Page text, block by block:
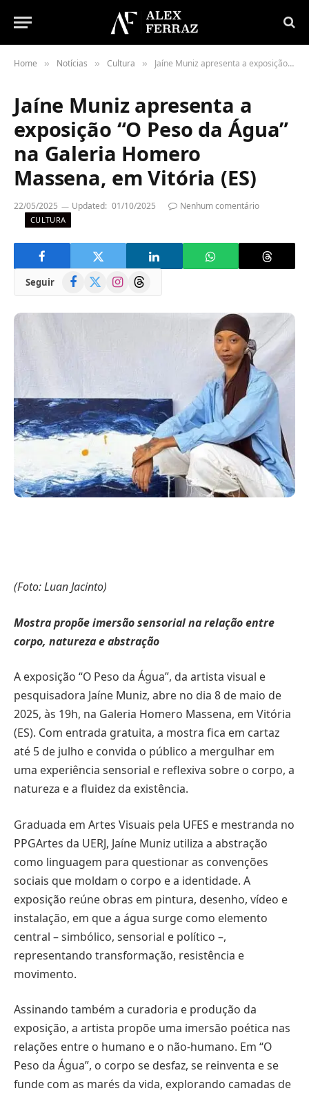
Home » Notícias » Cultura » Jaíne Muniz apresenta a exposição “O Peso da Água” na Galeria Homero Massena, em Vitória (ES)
Jaíne Muniz apresenta a
exposição “O Peso da Água”
na Galeria Homero
Massena, em Vitória (ES)
22/05/2025 Updated: 01/10/2025 Nenhum comentário
CULTURA
Seguir Facebook
(Twitter)
InstagramThreads
(Foto: Luan Jacinto)
Mostra propõe imersão sensorial na relação entre
corpo, natureza e abstração
A exposição “O Peso da Água”, da artista visual e
pesquisadora Jaíne Muniz, abre no dia 8 de maio de
2025, às 19h, na Galeria Homero Massena, em Vitória
(ES). Com entrada gratuita, a mostra fica em cartaz
até 5 de julho e convida o público a mergulhar em
uma experiência sensorial e reflexiva sobre o corpo, a
natureza e a fluidez da existência.
Graduada em Artes Visuais pela UFES e mestranda no
PPGArtes da UERJ, Jaíne Muniz utiliza a abstração
como linguagem para questionar as convenções
sociais que moldam o corpo e a identidade. A
exposição reúne obras em pintura, desenho, vídeo e
instalação, em que a água surge como elemento
central – simbólico, sensorial e político –,
representando transformação, resistência e
movimento.
Assinando também a curadoria e produção da
exposição, a artista propõe uma imersão poética nas
relações entre o humano e o não-humano. Em “O
Peso da Água”, o corpo se desfaz, se reinventa e se
funde com as marés da vida, explorando camadas de